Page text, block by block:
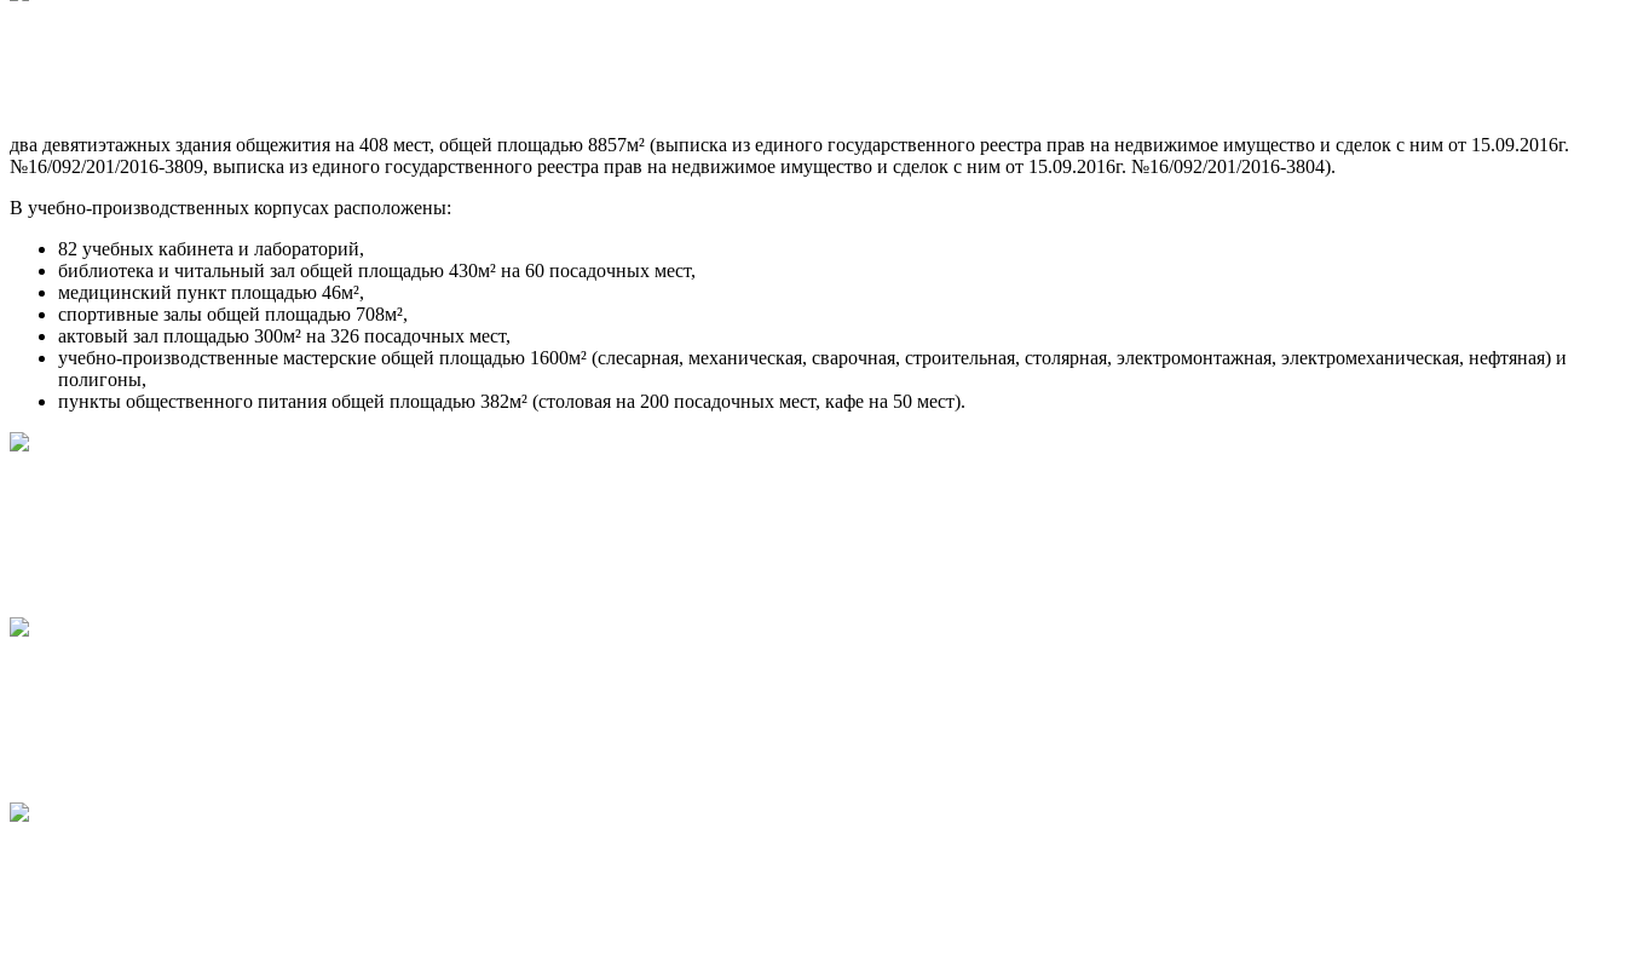
два девятиэтажных здания общежития на 408 мест, общей площадью 8857м² (выписка из единого государственного реестра прав на недвижимое имущество и сделок с ним от 15.09.2016г.
№16/092/201/2016-3809, выписка из единого государственного реестра прав на недвижимое имущество и сделок с ним от 15.09.2016г. №16/092/201/2016-3804).
В учебно-производственных корпусах расположены:
82 учебных кабинета и лабораторий,
библиотека и читальный зал общей площадью 430м² на 60 посадочных мест,
медицинский пункт площадью 46м²,
спортивные залы общей площадью 708м²,
актовый зал площадью 300м² на 326 посадочных мест,
учебно-производственные мастерские общей площадью 1600м² (слесарная, механическая, сварочная, строительная, столярная, электромонтажная, электромеханическая, нефтяная) и
полигоны,
пункты общественного питания общей площадью 382м² (столовая на 200 посадочных мест, кафе на 50 мест).